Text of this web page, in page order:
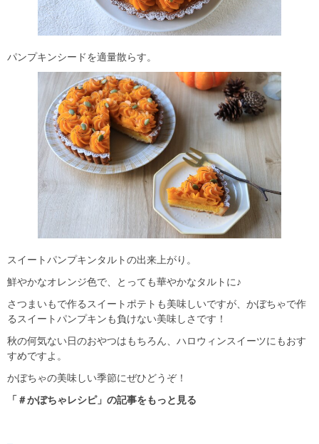
パンプキンシードを適量散らす。
スイートパンプキンタルトの出来上がり。
鮮やかなオレンジ色で、とっても華やかなタルトに♪
さつまいもで作るスイートポテトも美味しいですが、かぼちゃで作
るスイートパンプキンも負けない美味しさです！
秋の何気ない日のおやつはもちろん、ハロウィンスイーツにもおす
すめですよ。
かぼちゃの美味しい季節にぜひどうぞ！
「＃かぼちゃレシピ」の記事をもっと見る